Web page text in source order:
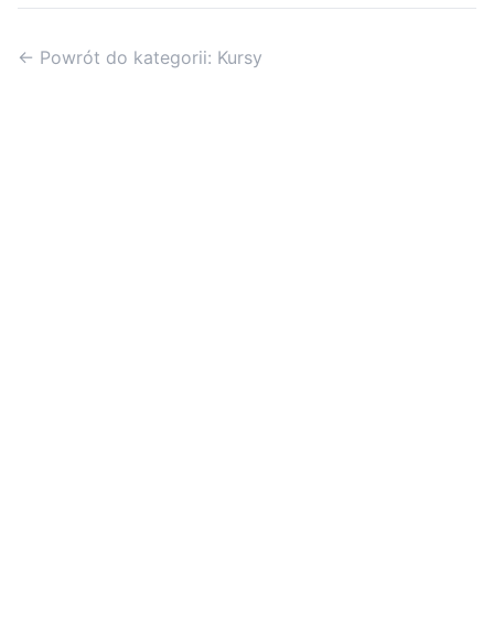
← Powrót do kategorii: Kursy